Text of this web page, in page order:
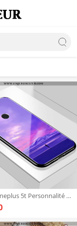
Coque Oneplus 5t Personnalité Ciel Étoilé Incassable, Housse Oneplus 5t Protection Simple Violet